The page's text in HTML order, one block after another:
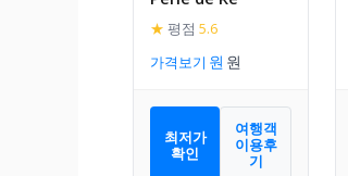
★ 평점 5.6
가격보기
최저가
확인
여행객
이용후
기